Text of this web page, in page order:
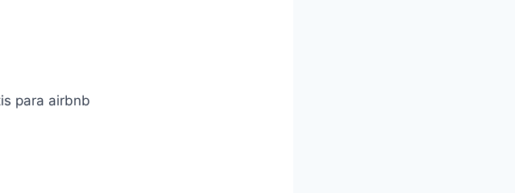
para airbnb